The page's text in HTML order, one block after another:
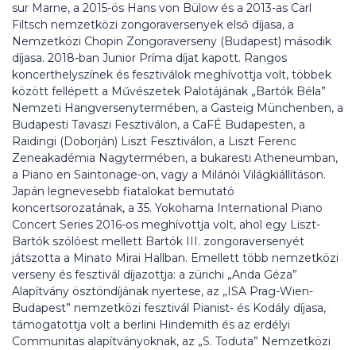
sur Marne, a 2015-ös Hans von Bülow és a 2013-as Carl
Filtsch nemzetközi zongoraversenyek első díjasa, a
Nemzetközi Chopin Zongoraverseny (Budapest) második
díjasa. 2018-ban Junior Príma díjat kapott. Rangos
koncerthelyszínek és fesztiválok meghívottja volt, többek
között fellépett a Művészetek Palotájának „Bartók Béla”
Nemzeti Hangversenytermében, a Gasteig Münchenben, a
Budapesti Tavaszi Fesztiválon, a CaFÉ Budapesten, a
Raidingi (Doborján) Liszt Fesztiválon, a Liszt Ferenc
Zeneakadémia Nagytermében, a bukaresti Atheneumban,
a Piano en Saintonage-on, vagy a Milánói Világkiállításon.
Japán legnevesebb fiatalokat bemutató
koncertsorozatának, a 35. Yokohama International Piano
Concert Series 2016-os meghívottja volt, ahol egy Liszt-
Bartók szólóest mellett Bartók III. zongoraversenyét
játszotta a Minato Mirai Hallban. Emellett több nemzetközi
verseny és fesztivál díjazottja: a zürichi „Anda Géza”
Alapítvány ösztöndíjának nyertese, az „ISA Prag-Wien-
Budapest” nemzetközi fesztivál Pianist- és Kodály díjasa,
támogatottja volt a berlini Hindemith és az erdélyi
Communitas alapítványoknak, az „S. Toduta” Nemzetközi